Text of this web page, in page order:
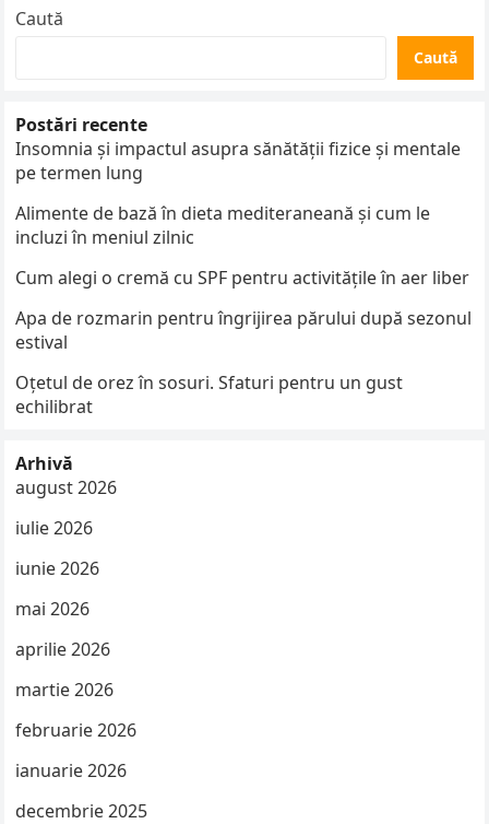
Caută
Caută
Postări recente
Insomnia și impactul asupra sănătății fizice și mentale
pe termen lung
Alimente de bază în dieta mediteraneană și cum le
incluzi în meniul zilnic
Cum alegi o cremă cu SPF pentru activitățile în aer liber
Apa de rozmarin pentru îngrijirea părului după sezonul
estival
Oțetul de orez în sosuri. Sfaturi pentru un gust
echilibrat
Arhivă
august 2026
iulie 2026
iunie 2026
mai 2026
aprilie 2026
martie 2026
februarie 2026
ianuarie 2026
decembrie 2025